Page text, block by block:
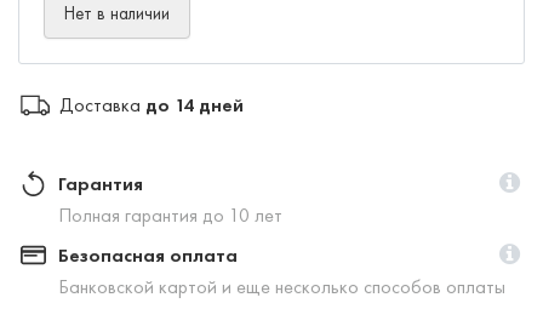
Нет в наличии
Доставка до 14 дней
Гарантия
Полная гарантия до 10 лет
Безопасная оплата
Банковской картой и еще несколько способов оплаты